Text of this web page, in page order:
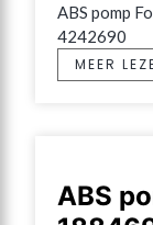
ABS pomp
4242690
MEER
ABS